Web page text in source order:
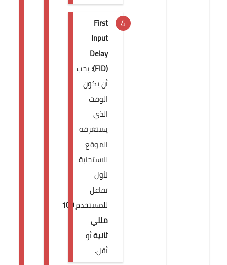
First
Input
Delay
(FID): يجب
أن يكون
الوقت
الذي
يستغرقه
الموقع
للاستجابة
لأول
تفاعل
للمستخدم100
مللي
ثانيةأو
أقل.